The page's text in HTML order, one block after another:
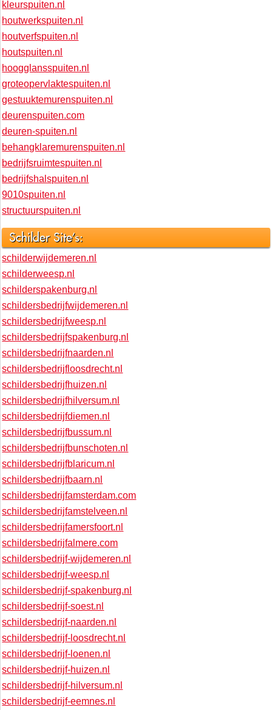
kleurspuiten.nl
houtwerkspuiten.nl
houtverfspuiten.nl
houtspuiten.nl
hoogglansspuiten.nl
groteopervlaktespuiten.nl
gestuuktemurenspuiten.nl
deurenspuiten.com
deuren-spuiten.nl
behangklaremurenspuiten.nl
bedrijfsruimtespuiten.nl
bedrijfshalspuiten.nl
9010spuiten.nl
structuurspuiten.nl
Schilder Site's:
schilderwijdemeren.nl
schilderweesp.nl
schilderspakenburg.nl
schildersbedrijfwijdemeren.nl
schildersbedrijfweesp.nl
schildersbedrijfspakenburg.nl
schildersbedrijfnaarden.nl
schildersbedrijfloosdrecht.nl
schildersbedrijfhuizen.nl
schildersbedrijfhilversum.nl
schildersbedrijfdiemen.nl
schildersbedrijfbussum.nl
schildersbedrijfbunschoten.nl
schildersbedrijfblaricum.nl
schildersbedrijfbaarn.nl
schildersbedrijfamsterdam.com
schildersbedrijfamstelveen.nl
schildersbedrijfamersfoort.nl
schildersbedrijfalmere.com
schildersbedrijf-wijdemeren.nl
schildersbedrijf-weesp.nl
schildersbedrijf-spakenburg.nl
schildersbedrijf-soest.nl
schildersbedrijf-naarden.nl
schildersbedrijf-loosdrecht.nl
schildersbedrijf-loenen.nl
schildersbedrijf-huizen.nl
schildersbedrijf-hilversum.nl
schildersbedrijf-eemnes.nl